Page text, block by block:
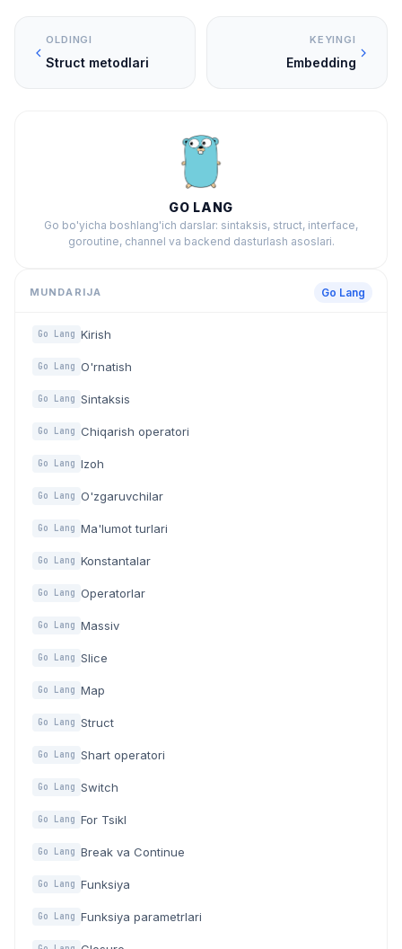
OLDINGI
Struct metodlari
KEYINGI
Embedding
GO LANG
Go bo'yicha boshlang'ich darslar: sintaksis, struct, interface,
goroutine, channel va backend dasturlash asoslari.
MUNDARIJA Go Lang
Go Lang Kirish
Go Lang O'rnatish
Go Lang Sintaksis
Go Lang Chiqarish operatori
Go Lang Izoh
Go Lang O'zgaruvchilar
Go Lang Ma'lumot turlari
Go Lang Konstantalar
Go Lang Operatorlar
Go Lang Massiv
Go Lang Slice
Go Lang Map
Go Lang Struct
Go Lang Shart operatori
Go Lang Switch
Go Lang For Tsikl
Go Lang Break va Continue
Go Lang Funksiya
Go Lang Funksiya parametrlari